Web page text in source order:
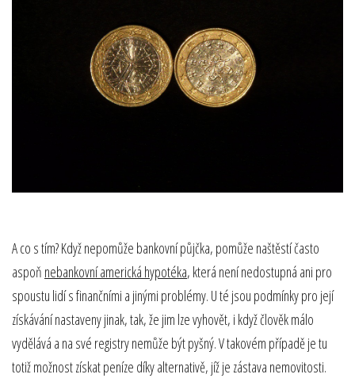
A co s tím? Když nepomůže bankovní půjčka, pomůže naštěstí často
aspoň nebankovní americká hypotéka, která není nedostupná ani pro
spoustu lidí s finančními a jinými problémy. U té jsou podmínky pro její
získávání nastaveny jinak, tak, že jim lze vyhovět, i když člověk málo
vydělává a na své registry nemůže být pyšný. V takovém případě je tu
totiž možnost získat peníze díky alternativě, jíž je zástava nemovitosti.